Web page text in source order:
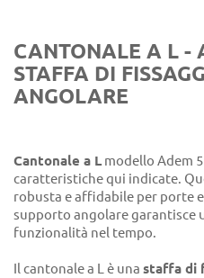
CANTONALE A L -
STAFFA DI
ANGOLARE
Cantonale a L modello Adem
caratteristiche qui indicate.
robusta e affidabile per porte
supporto angolare garantisce
funzionalità nel tempo.
Il cantonale a L è una staffa di